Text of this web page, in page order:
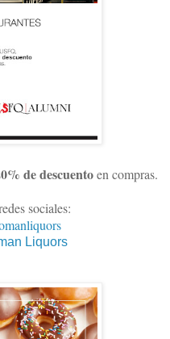
de descuentoen compras.
sociales:
Liquors